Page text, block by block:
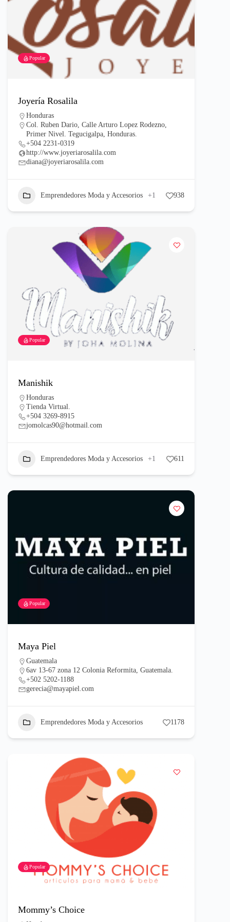
Popular
Joyería Rosalila
Honduras
Col. Ruben Dario, Calle Arturo Lopez Rodezno,
Primer Nivel. Tegucigalpa, Honduras.
+504 2231-0319
http://www.joyeriarosalila.com
diana@joyeriarosalila.com
Emprendedores Moda y Accesorios +1 938
Popular
Manishik
Honduras
Tienda Virtual.
+504 3269-8915
jomolcas90@hotmail.com
Emprendedores Moda y Accesorios +1 611
Popular
Maya Piel
Guatemala
6av 13-67 zona 12 Colonia Reformita, Guatemala.
+502 5202-1188
gerecia@mayapiel.com
Emprendedores Moda y Accesorios 1178
Popular
Mommy’s Choice